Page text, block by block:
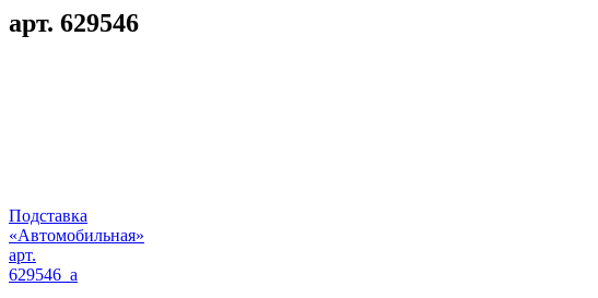
арт. 629546
Подставка
«Автомобильная»
арт.
629546_a